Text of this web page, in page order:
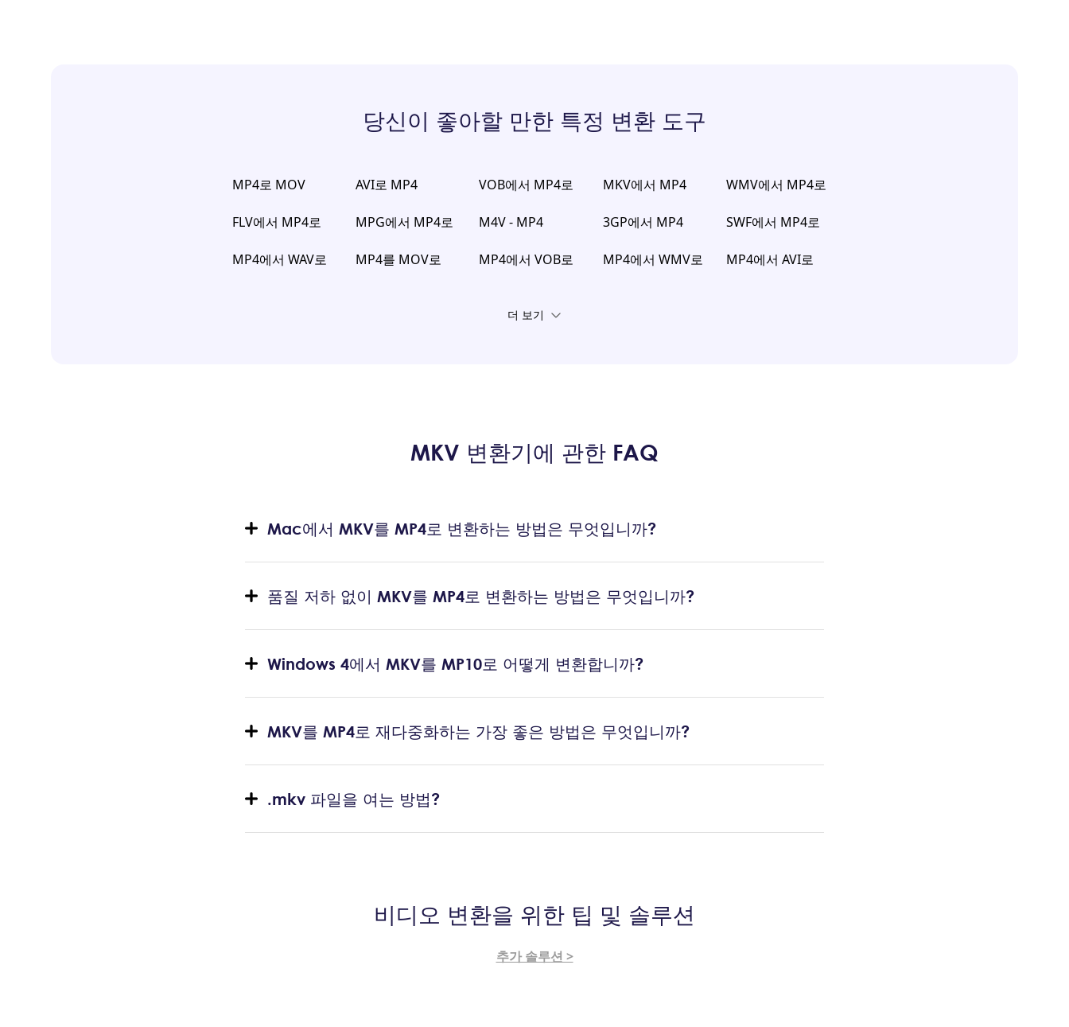
당신이 좋아할 만한 특정 변환 도구
MP4로 MOV AVI로 MP4 VOB에서 MP4로 MKV에서 MP4 WMV에서 MP4로
FLV에서 MP4로 MPG에서 MP4로 M4V - MP4 3GP에서 MP4 SWF에서 MP4로
MP4에서 WAV로 MP4를 MOV로 MP4에서 VOB로 MP4에서 WMV로 MP4에서 AVI로
더 보기
MKV 변환기에 관한 FAQ
Mac에서 MKV를 MP4로 변환하는 방법은 무엇입니까?
품질 저하 없이 MKV를 MP4로 변환하는 방법은 무엇입니까?
Windows 4에서 MKV를 MP10로 어떻게 변환합니까?
MKV를 MP4로 재다중화하는 가장 좋은 방법은 무엇입니까?
.mkv 파일을 여는 방법?
비디오 변환을 위한 팁 및 솔루션
추가 솔루션 >